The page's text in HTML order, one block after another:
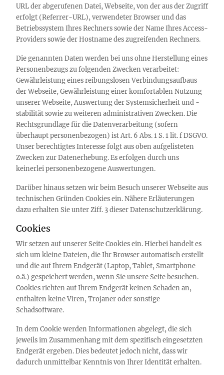
URL der abgerufenen Datei, Webseite, von der aus der Zugriff
erfolgt (Referrer-URL), verwendeter Browser und das
Betriebssystem Ihres Rechners sowie der Name Ihres Access-
Providers sowie der Hostname des zugreifenden Rechners.
Die genannten Daten werden bei uns ohne Herstellung eines
Personenbezugs zu folgenden Zwecken verarbeitet:
Gewährleistung eines reibungslosen Verbindungsaufbaus
der Webseite, Gewährleistung einer komfortablen Nutzung
unserer Webseite, Auswertung der Systemsicherheit und -
stabilität sowie zu weiteren administrativen Zwecken. Die
Rechtsgrundlage für die Datenverarbeitung (sofern
überhaupt personenbezogen) ist Art. 6 Abs. 1 S. 1 lit. f DSGVO.
Unser berechtigtes Interesse folgt aus oben aufgelisteten
Zwecken zur Datenerhebung. Es erfolgen durch uns
keinerlei personenbezogene Auswertungen.
Darüber hinaus setzen wir beim Besuch unserer Webseite aus
technischen Gründen Cookies ein. Nähere Erläuterungen
dazu erhalten Sie unter Ziff. 3 dieser Datenschutzerklärung.
Cookies
Wir setzen auf unserer Seite Cookies ein. Hierbei handelt es
sich um kleine Dateien, die Ihr Browser automatisch erstellt
und die auf Ihrem Endgerät (Laptop, Tablet, Smartphone
o.ä.) gespeichert werden, wenn Sie unsere Seite besuchen.
Cookies richten auf Ihrem Endgerät keinen Schaden an,
enthalten keine Viren, Trojaner oder sonstige
Schadsoftware.
In dem Cookie werden Informationen abgelegt, die sich
jeweils im Zusammenhang mit dem spezifisch eingesetzten
Endgerät ergeben. Dies bedeutet jedoch nicht, dass wir
dadurch unmittelbar Kenntnis von Ihrer Identität erhalten.